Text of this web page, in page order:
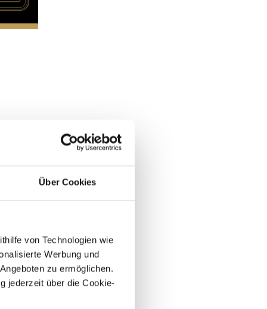
Über Cookies
von Technologien wie
Werbung und
zu ermöglichen.
jederzeit über die Cookie-